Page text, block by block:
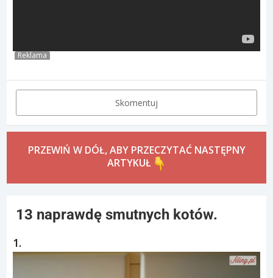
Reklama
Skomentuj
PRZEWIŃ W DÓŁ, ABY PRZECZYTAĆ NASTĘPNY
ARTYKUŁ
13 naprawdę smutnych kotów.
1.